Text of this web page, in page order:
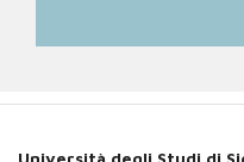
Università degli Studi di